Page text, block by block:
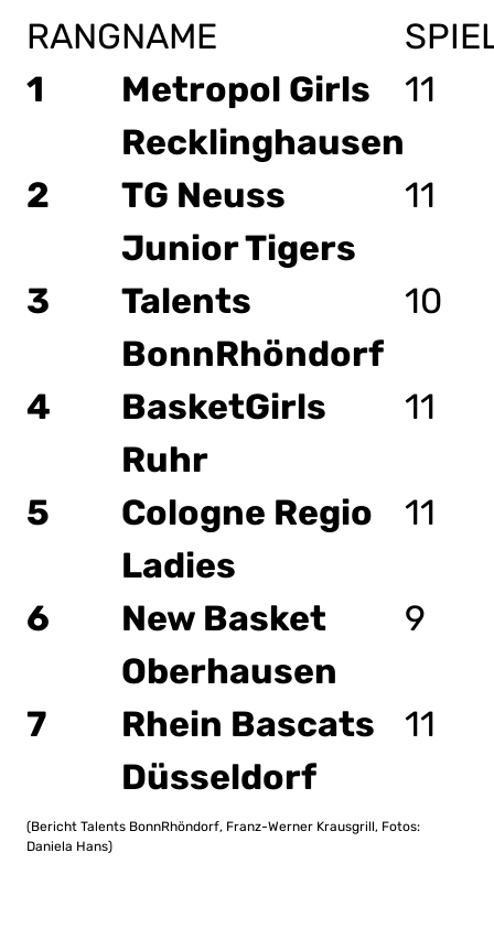
RANGNAME
1
Metropol Girls
Recklinghausen
11
2
TG Neuss
Junior Tigers
11
3
Talents
BonnRhöndorf
10
4
BasketGirls
Ruhr
11
5
Cologne Regio
Ladies
11
6
New Basket
Oberhausen
9
7
Rhein Bascats
Düsseldorf
11
(Bericht Talents BonnRhöndorf, Franz-Werner Krausgrill, Fotos:
Daniela Hans)